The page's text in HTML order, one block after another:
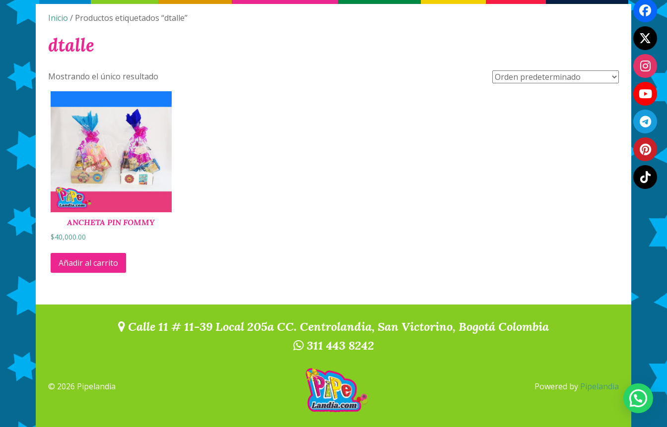
Inicio / Productos etiquetados “dtalle”
dtalle
Mostrando el único resultado
ANCHETA PIN FOMMY
$40,000.00
Añadir al carrito
Calle 11 # 11-39 Local 205a CC. Centrolandia, San Victorino, Bogotá Colombia
311 443 8242
© 2026 Pipelandia Powered by Pipelandia